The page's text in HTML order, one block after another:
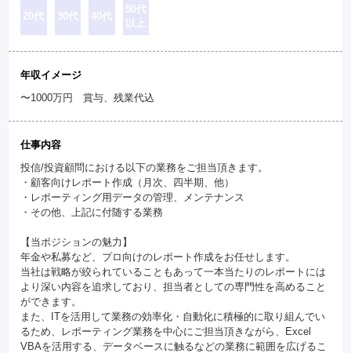
20代 30代 40代
50代
以上
年収イメージ
〜1000万円 賞与、残業代込
仕事内容
投信/投資顧問における以下の業務をご担当頂きます。
・顧客向けレポート作成（月次、四半期、他）
・レポーティング用データの管理、メンテナンス
・その他、上記に付随する業務
【当ポジションの魅力】
年金や私募など、プロ向けのレポート作成をお任せします。
当社は戦略が絞られていることもあって一本当たりのレポートには
より深い内容を追求しており、担当者としての専門性を高めること
ができます。
また、ITを活用して業務の効率化・自動化に積極的に取り組んでい
るため、レポーティング業務を中心にご担当頂きながら、Excel
VBAを活用する、データベースに触るなどの業務に範囲を広げるこ